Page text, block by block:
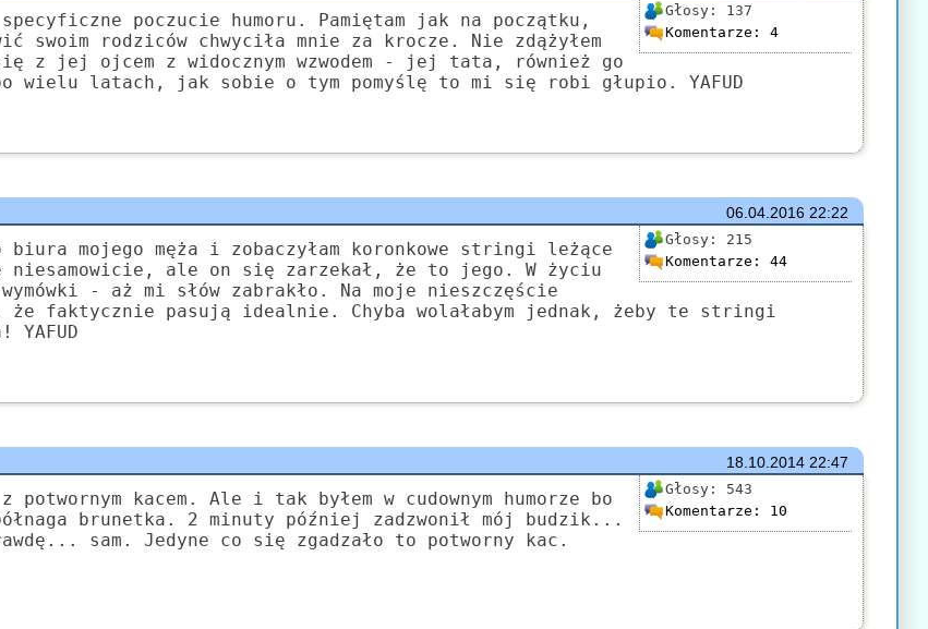
Głosy: 137
Komentarze: 4
poczucie humoru. Pamiętam jak na początku,
swoim rodziców chwyciła mnie za krocze. Nie zdążyłem
z jej ojcem z widocznym wzwodem - jej tata, również go
wielu latach, jak sobie o tym pomyślę to mi się robi głupio. YAFUD
06.04.201622:22
Głosy: 215
Komentarze: 44
biura mojego męża i zobaczyłam koronkowe stringi leżące
niesamowicie, ale on się zarzekał, że to jego. W życiu
- aż mi słów zabrakło. Na moje nieszczęście
że faktycznie pasują idealnie. Chyba wolałabym jednak, żeby te stringi
18.10.201422:47
Głosy: 543
Komentarze: 10
potwornym kacem. Ale i tak byłem w cudownym humorze bo
brunetka. 2 minuty później zadzwonił mój budzik...
sam. Jedyne co się zgadzało to potworny kac.